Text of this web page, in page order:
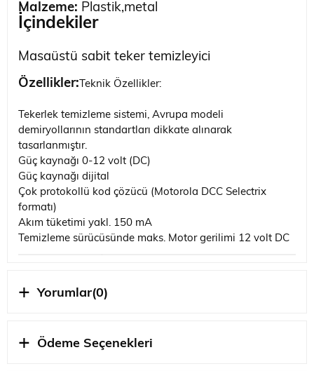
Malzeme: Plastik,metal
İçindekiler
Masaüstü sabit teker temizleyici
Özellikler: Teknik Özellikler:
Tekerlek temizleme sistemi, Avrupa modeli
demiryollarının standartları dikkate alınarak
tasarlanmıştır.
Güç kaynağı 0-12 volt (DC)
Güç kaynağı dijital
Çok protokollü kod çözücü (Motorola DCC Selectrix
formatı)
Akım tüketimi yakl. 150 mA
Temizleme sürücüsünde maks. Motor gerilimi 12 volt DC
STOK
Yorumlar(0)
Ödeme Seçenekleri